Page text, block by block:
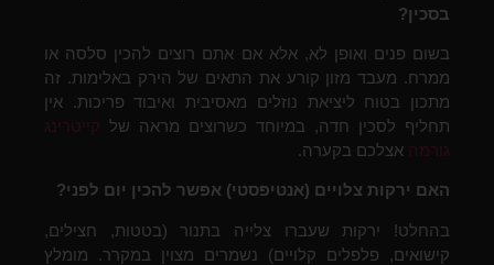
בסכין?
בשום פנים ואופן לא, אלא אם אתם רוצים להכין סלסה או
ממרח. מעבד מזון קורע את התאים של הירק באלימות. זה
מתכון בטוח ליציאת נוזלים מאסיבית ואיבוד פריכות. אין
תחליף לסכין חדה, במיוחד כשרוצים מראה של קייטרינג
גורמה אצלכם בקערה.
האם ירקות צלויים (אנטיפסטי) אפשר להכין יום לפני?
בהחלט! ירקות שעברו צלייה בתנור (בטטות, חצילים,
קישואים, פלפלים קלויים) נשמרים מצוין במקרר. מומלץ